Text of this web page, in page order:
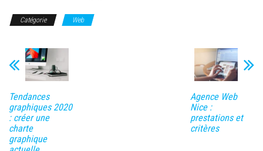
Catégorie Web
Tendances
graphiques 2020
: créer une
charte
graphique
Agence Web
Nice :
prestations et
critères